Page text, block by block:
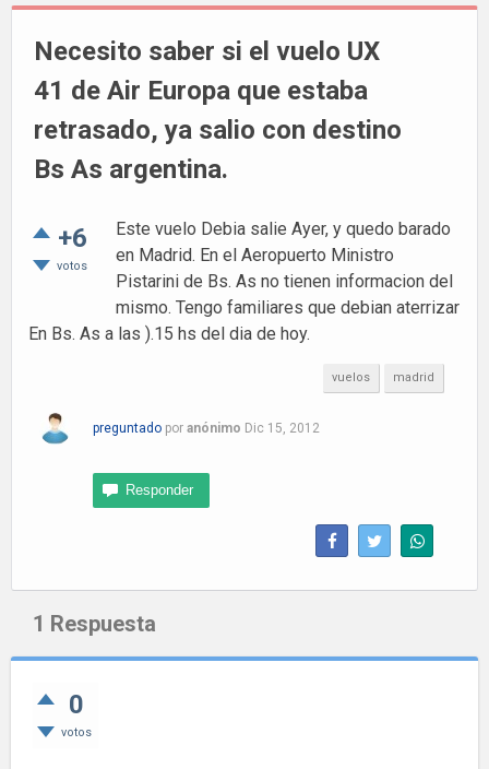
Necesito saber si el vuelo UX
41 de Air Europa que estaba
retrasado, ya salio con destino
Bs As argentina.
+6
votos
Este vuelo Debia salie Ayer, y quedo barado
en Madrid. En el Aeropuerto Ministro
Pistarini de Bs. As no tienen informacion del
mismo. Tengo familiares que debian aterrizar
En Bs. As a las ).15 hs del dia de hoy.
vuelos madrid
preguntado por anónimo Dic 15, 2012
1 Respuesta
0
votos